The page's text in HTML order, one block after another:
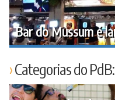
Bar do Mussum é
Categorias do PdB: